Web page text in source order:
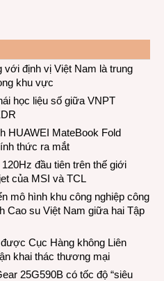
định vị Việt Nam là trung
khu vực
học liệu số giữa VNPT
HUAWEI MateBook Fold
thức ra mắt
đầu tiên trên thế giới
của MSI và TCL
mô hình khu công nghiệp công
Cao su Việt Nam giữa hai Tập
Cục Hàng không Liên
khai thác thương mại
25G590B có tốc độ “siêu